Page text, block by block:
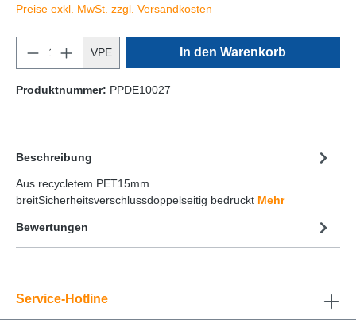
Preise exkl. MwSt. zzgl. Versandkosten
VPE In den Warenkorb
Produktnummer: PPDE10027
Beschreibung
Aus recycletem PET15mm
breitSicherheitsverschlussdoppelseitig bedruckt Mehr
Bewertungen
Service-Hotline